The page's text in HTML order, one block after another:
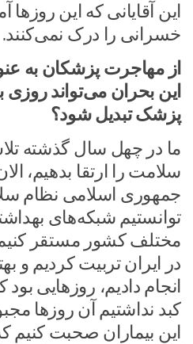
این آقایانی که این روزها
خسرانی را درک نمی‌کنند.
از مهاجرت پزشکان به
این بحران می‌تواند روزی
پزشک تبدیل شود؟
ما در چهل سال گذشته
سلامت را ارتقا بدهیم،
جمهوری اسلامی نظام
توانستیم شبکه‌های
مختلف کشور مستقر
در ایران تربیت کردیم و
انجام دادیم، روزهایی
کبد نداشتیم آن روزها
این بیماران صحبت کنیم